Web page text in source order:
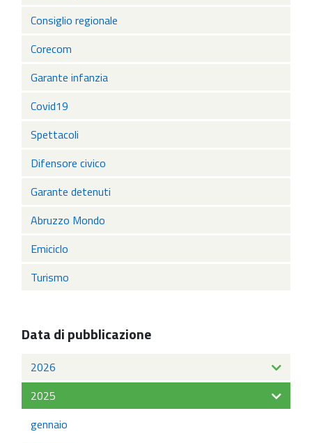
Consiglio regionale
Corecom
Garante infanzia
Covid19
Spettacoli
Difensore civico
Garante detenuti
Abruzzo Mondo
Emiciclo
Turismo
Data di pubblicazione
2026
2025
gennaio